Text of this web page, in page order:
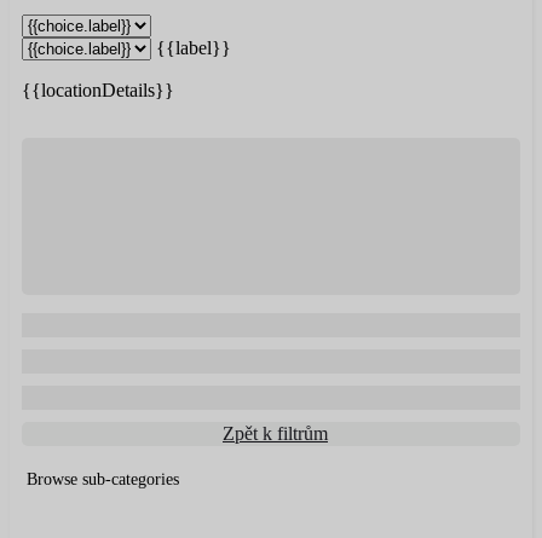
{{label}}
{{locationDetails}}
Zpět k filtrům
Browse sub-categories